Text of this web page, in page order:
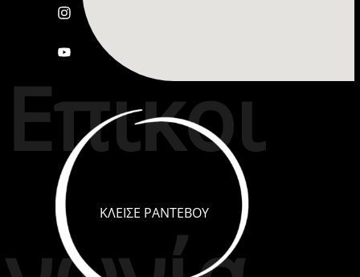
ΚΛΕΙΣΕ ΡΑΝΤΕΒΟΥ
Επικοι